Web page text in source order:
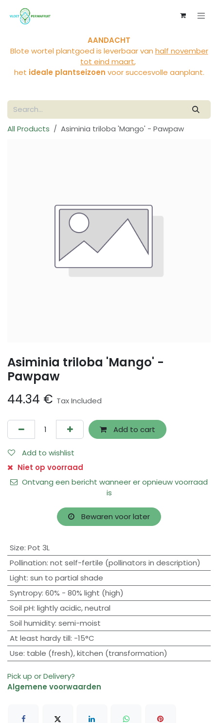
AANDACHT
Blote wortel plantgoed is leverbaar van half november
tot eind maart,
het ideale plantseizoen voor succesvolle aanplant.
All Products Asiminia triloba 'Mango' - Pawpaw
Asiminia triloba 'Mango' -
Pawpaw
44.34 € Tax Included
Add to cart
Add to wishlist
Niet op voorraad
Ontvang een bericht wanneer er opnieuw voorraad
is
Bewaren voor later
Size: Pot 3L
Pollination: not self-fertile (pollinators in description)
Light: sun to partial shade
Syntropy: 60% - 80% light (high)
Soil pH: lightly acidic,neutral
Soil humidity: semi-moist
At least hardy till: -15°C
Use: table (fresh),kitchen (transformation)
Pick up or Delivery?
Algemene voorwaarden